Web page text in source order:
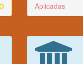
Aplicadas